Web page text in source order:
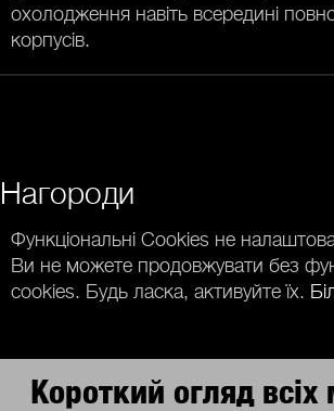
охолодження навіть всередині
корпусів.
Нагороди
Функціональні Cookies не
Ви не можете продовжувати без
cookies. Будь ласка, активуйте їх.
Короткий огляд